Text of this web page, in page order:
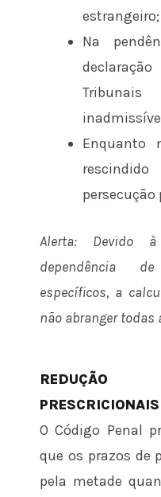
estrangeiro;
Na
Tribunais
Enquanto
persecução
Alerta: Devido
dependência
específicos, a
não abranger
O Código Penal
que os prazos de
pela metade